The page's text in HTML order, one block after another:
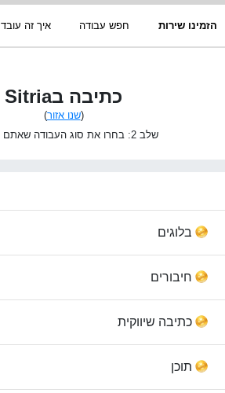
הזמינו שירות חפש עבודה איך זה עובד
כתיבה בSitria
(שנו אזור)
שלב 2: בחרו את סוג העבודה שאתם צריכים.
בלוגים
חיבורים
כתיבה שיווקית
תוכן